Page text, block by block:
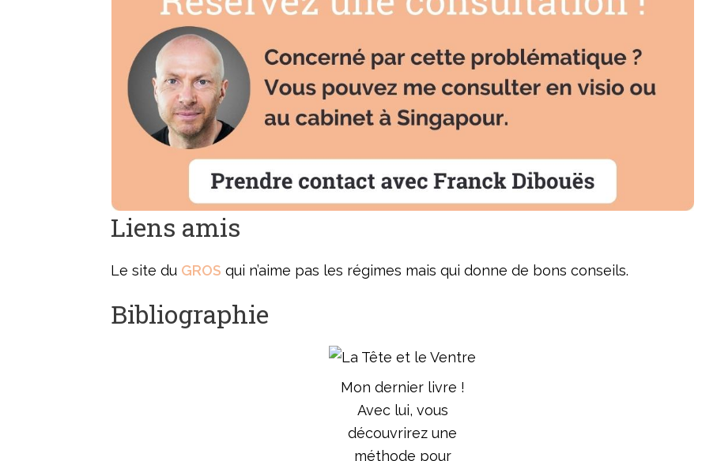
Liens amis
Le site du GROS qui n’aime pas les régimes mais qui donne de bons conseils.
Bibliographie
Mon dernier livre !
Avec lui, vous
découvrirez une
méthode pour